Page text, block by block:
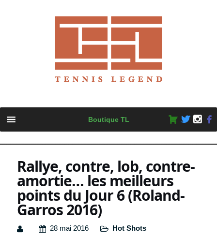
content
Boutique TL
Rallye, contre, lob, contre-
amortie… les meilleurs
points du Jour 6 (Roland-
Garros 2016)
28 mai 2016 Hot Shots